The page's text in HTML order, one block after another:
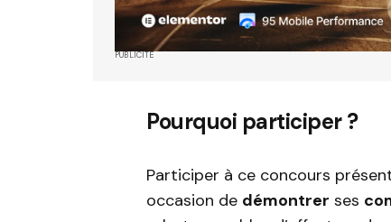
PUBLICITÉ
Pourquoi participer ?
Participer à ce concours
occasion de démontrer ses